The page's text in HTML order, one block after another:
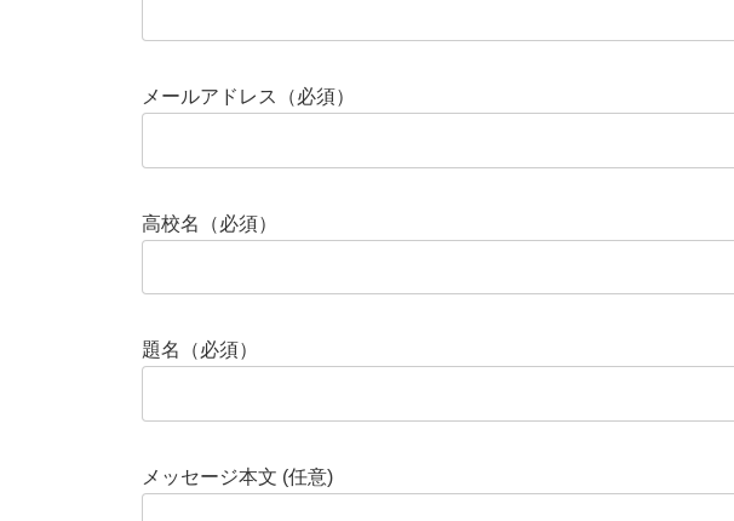
メールアドレス（必須）
高校名（必須）
題名（必須）
メッセージ本文 (任意)